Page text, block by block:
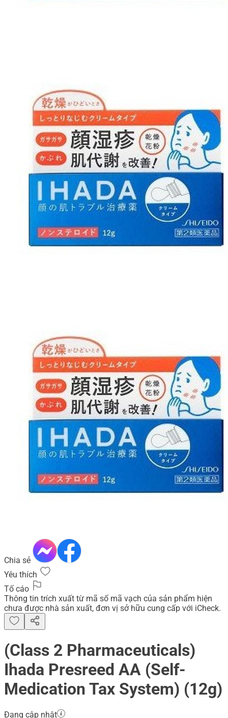
Chia sẻ
Yêu thích
Tố cáo
Thông tin trích xuất từ mã số mã vạch của sản phẩm hiện
chưa được nhà sản xuất, đơn vị sở hữu cung cấp với iCheck.
(Class 2 Pharmaceuticals)
Ihada Presreed AA (Self-
Medication Tax System) (12g)
Đang cập nhật